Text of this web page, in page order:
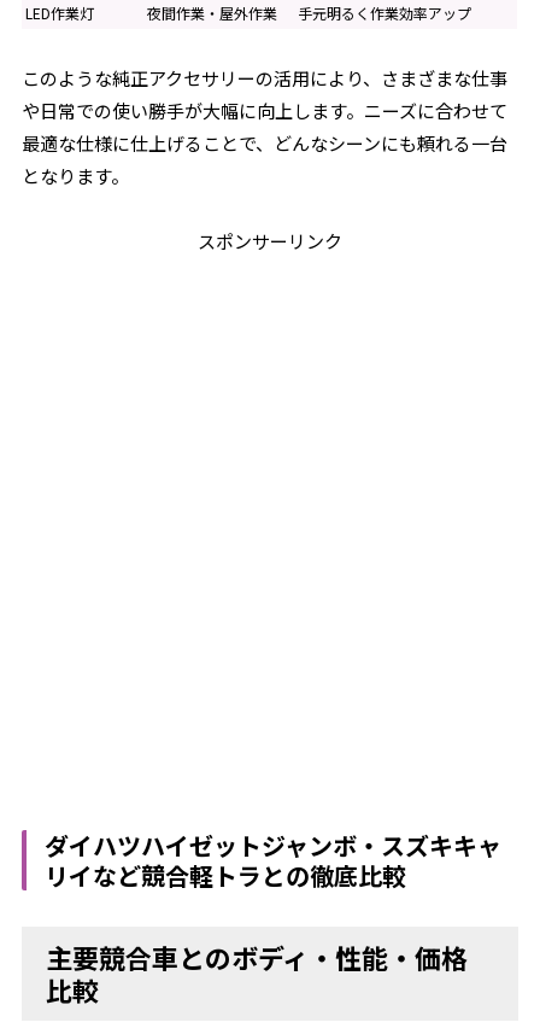
LED作業灯 夜間作業・屋外作業 手元明るく作業効率アップ
このような純正アクセサリーの活用により、さまざまな仕事
や日常での使い勝手が大幅に向上します。ニーズに合わせて
最適な仕様に仕上げることで、どんなシーンにも頼れる一台
となります。
スポンサーリンク
ダイハツハイゼットジャンボ・スズキキャ
リイなど競合軽トラとの徹底比較
主要競合車とのボディ・性能・価格
比較